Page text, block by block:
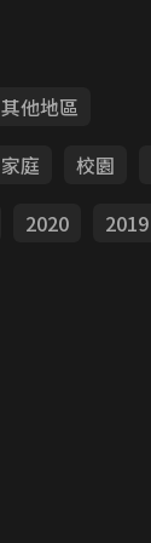
其他地區
家庭 校園
2020 2019